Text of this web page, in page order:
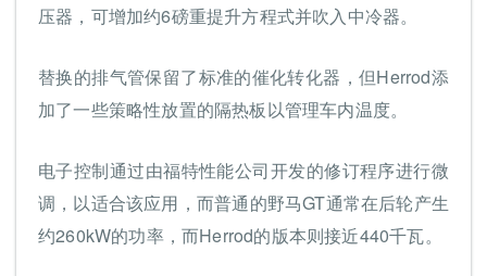
压器，可增加约6磅重提升方程式并吹入中冷器。
替换的排气管保留了标准的催化转化器，但Herrod添
加了一些策略性放置的隔热板以管理车内温度。
电子控制通过由福特性能公司开发的修订程序进行微
调，以适合该应用，而普通的野马GT通常在后轮产生
约260kW的功率，而Herrod的版本则接近440千瓦。